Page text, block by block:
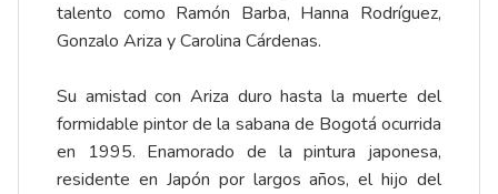
talento como Ramón Barba, Hanna Rodríguez,
Gonzalo Ariza y Carolina Cárdenas.
Su amistad con Ariza duro hasta la muerte del
formidable pintor de la sabana de Bogotá ocurrida
en 1995. Enamorado de la pintura japonesa,
residente en Japón por largos años, el hijo del